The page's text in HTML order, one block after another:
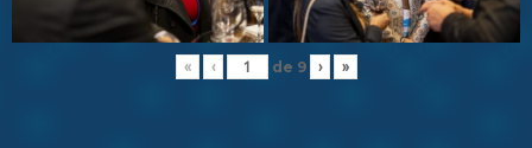
« ‹ de 9 › »